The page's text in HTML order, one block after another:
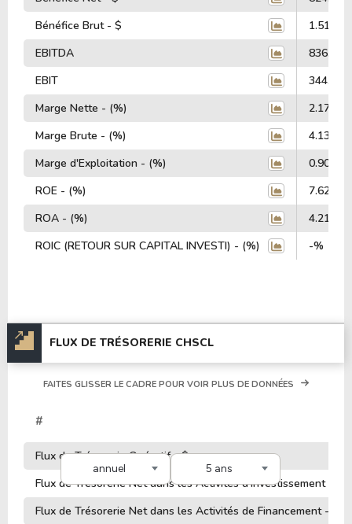
Bénéfice Brut - $
1.51
EBITDA
836.20
EBIT
344.84
Marge Nette - (%)
2.17%
Marge Brute - (%)
4.13%
Marge d'Exploitation - (%)
0.90%
ROE - (%)
7.62%
ROA - (%)
4.21%
ROIC (RETOUR SUR CAPITAL INVESTI) - (%)
-%
FLUX DE TRÉSORERIE CHSCL
annuel 5 ans
FAITES GLISSER LE CADRE POUR VOIR PLUS DE DONNÉES
#
Flux de Trésorerie Opératif - $
Flux de Trésorerie Net dans les Activités d'Investissement - $
Flux de Trésorerie Net dans les Activités de Financement - $